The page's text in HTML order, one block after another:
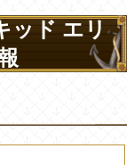
ッド エリ